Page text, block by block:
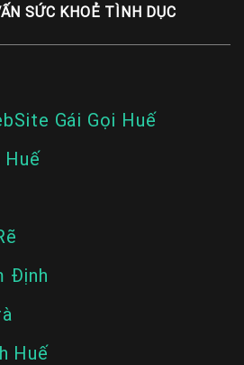
SỨC KHOẺ TÌNH DỤC
Gái Gọi Huế
Huế
Định
Huế